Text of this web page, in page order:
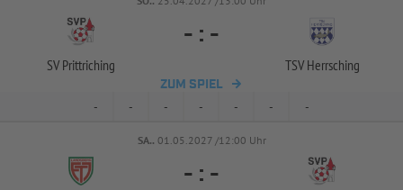
SV Prittriching
- : -
TSV Herrsching
ZUM SPIEL
- - - - - - -
SA.. 01.05.2027 /12:00 Uhr
- : -